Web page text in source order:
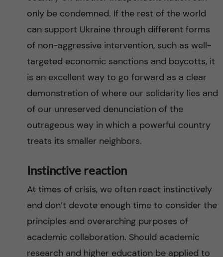
only be condemned. If the rest of the world
can support Ukraine through different forms
of non-aggressive intervention, such as well-
targeted economic sanctions and boycotts, it
is an excellent way to go forward as a clear
demonstration of where our solidarity lies and
of our unreserved denunciation of the
outrageous way in which a powerful country
treats its smaller neighbors.
Instinctive reaction
At times of crisis, we often react instinctively
and don’t devote enough time to consider the
principles and overarching purposes of
academic collaboration. Should academic
research and higher education be applied to